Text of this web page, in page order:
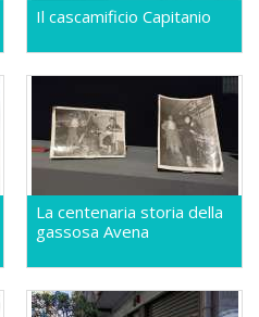
Il cascamificio Capitanio
La centenaria storia della
gassosa Avena